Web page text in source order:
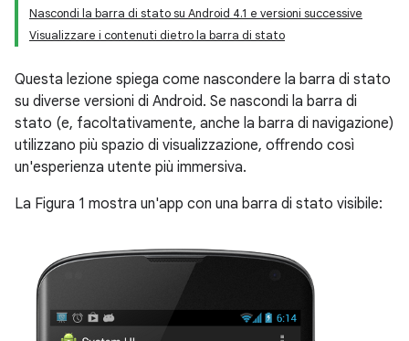
Nascondi la barra di stato su Android 4.1 e versioni successive
Visualizzare i contenuti dietro la barra di stato
Questa lezione spiega come nascondere la barra di stato
su diverse versioni di Android. Se nascondi la barra di
stato (e, facoltativamente, anche la barra di navigazione)
utilizzano più spazio di visualizzazione, offrendo così
un'esperienza utente più immersiva.
La Figura 1 mostra un'app con una barra di stato visibile: